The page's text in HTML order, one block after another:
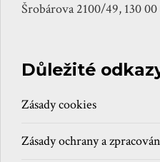
Šrobárova 2100/49, 130
Důležité
Zásady cookies
Zásady ochrany a